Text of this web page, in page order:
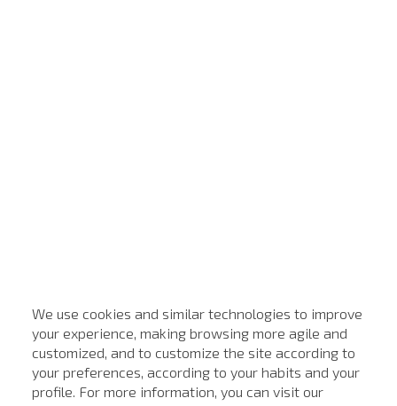
We use cookies and similar technologies to improve
your experience, making browsing more agile and
customized, and to customize the site according to
your preferences, according to your habits and your
profile. For more information, you can visit our